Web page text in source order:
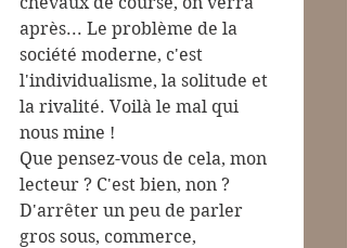
après... Le problème de la
société moderne, c'est
l'individualisme, la solitude et
la rivalité. Voilà le mal qui
nous mine !
Que pensez-vous de cela, mon
lecteur ? C'est bien, non ?
D'arrêter un peu de parler
gros sous, commerce,